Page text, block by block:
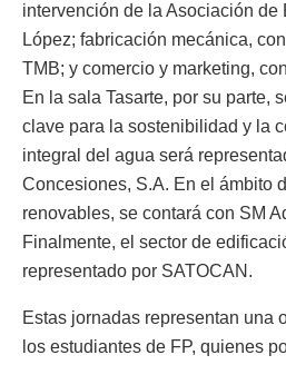
intervención de la Asociación de
López; fabricación mecánica,
TMB; y comercio y marketing,
En la sala Tasarte, por su parte,
clave para la sostenibilidad y la
integral del agua será
Concesiones, S.A. En el ámbito
renovables, se contará con SM
Finalmente, el sector de
representado por SATOCAN.
Estas jornadas representan una
los estudiantes de FP, quienes